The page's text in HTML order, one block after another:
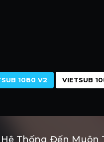
1080 V2
VIETSUB
Thống Đến Muộn